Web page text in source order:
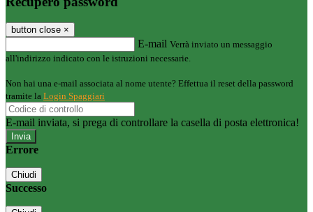
button close ×
E-mail Verrà inviato un messaggio
all'indirizzo indicato con le istruzioni necessarie.
Non hai una e-mail associata al nome utente? Effettua il reset della password
tramite la Login Spaggiari
E-mail inviata, si prega di controllare la casella di posta elettronica!
Errore
Chiudi
Successo